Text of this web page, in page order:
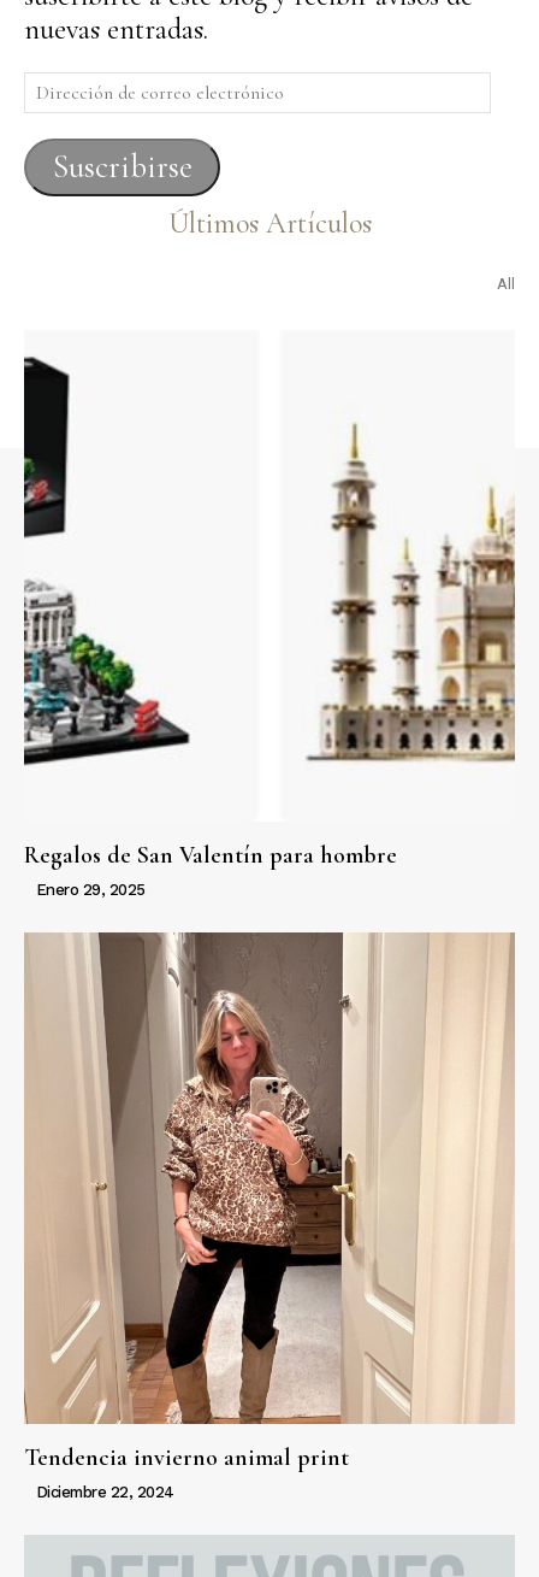
nuevas entradas.
Dirección
de
correo
electrónico
Suscribirse
Últimos Artículos
All
Regalos de San Valentín para hombre
Enero 29, 2025
Tendencia invierno animal print
Diciembre 22, 2024